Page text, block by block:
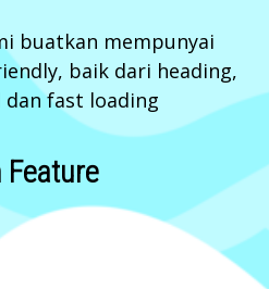
buatkan mempunyai
baik dari heading,
dan fast loading
Feature